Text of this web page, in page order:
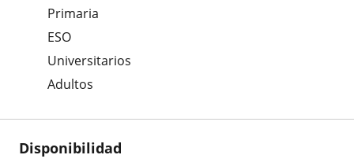
Primaria
ESO
Universitarios
Adultos
Disponibilidad